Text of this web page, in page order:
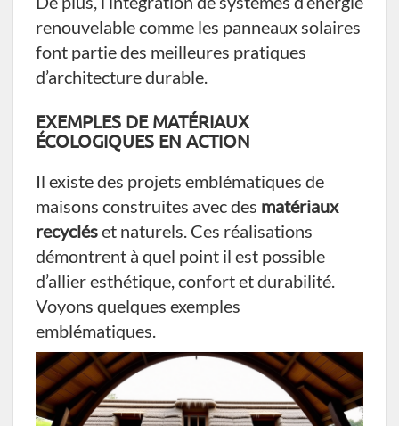
renouvelable comme les panneaux solaires
font partie des meilleures pratiques
d’architecture durable.
EXEMPLES DE MATÉRIAUX
ÉCOLOGIQUES EN ACTION
Il existe des projets emblématiques de
maisons construites avec des matériaux
recycléset naturels. Ces réalisations
démontrent à quel point il est possible
d’allier esthétique, confort et durabilité.
Voyons quelques exemples
emblématiques.